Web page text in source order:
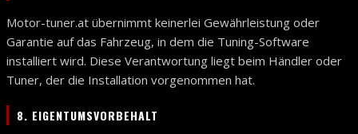
Motor-tuner.at übernimmt keinerlei Gewährleistung oder
Garantie auf das Fahrzeug, in dem die Tuning-Software
installiert wird. Diese Verantwortung liegt beim Händler oder
Tuner, der die Installation vorgenommen hat.
8. EIGENTUMSVORBEHALT